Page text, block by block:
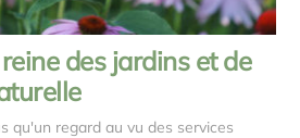
reine des jardins et de
qu'un regard au vu des services